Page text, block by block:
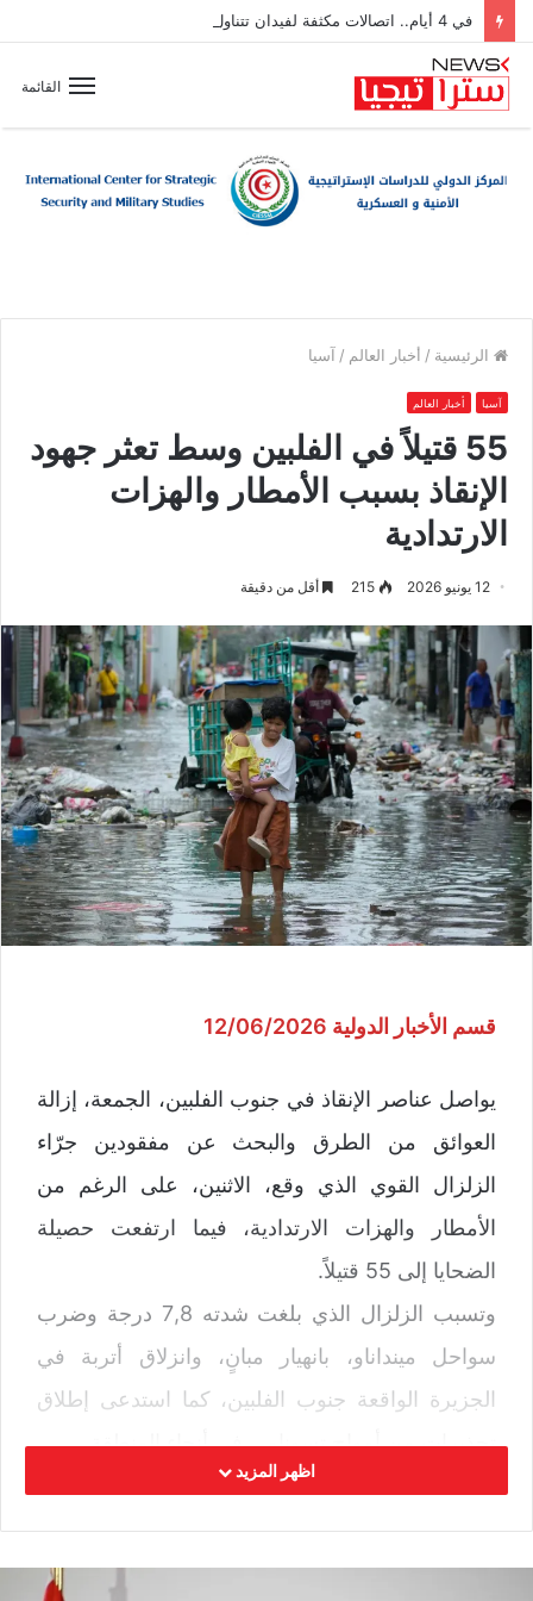
القائمة
الرئيسية / أخبار العالم / آسيا
آسيا أخبار العالم
55 قتيلاً في الفلبين وسط تعثر جهود
الإنقاذ بسبب الأمطار والهزات
الارتدادية
12 يونيو 2026 215 أقل من دقيقة
قسم الأخبار الدولية 12/06/2026
يواصل عناصر الإنقاذ في جنوب الفلبين، الجمعة، إزالة
العوائق من الطرق والبحث عن مفقودين جرّاء
الزلزال القوي الذي وقع، الاثنين، على الرغم من
الأمطار والهزات الارتدادية، فيما ارتفعت حصيلة
الضحايا إلى 55 قتيلاً.
وتسبب الزلزال الذي بلغت شدته 7,8 درجة وضرب
سواحل مينداناو، بانهيار مبانٍ، وانزلاق أتربة في
الجزيرة الواقعة جنوب الفلبين، كما استدعى إطلاق
تحذيرات من أمواج تسونامي في أنحاء المنطقة.
وأفادت حصيلة حكومية صدرت، الجمعة، بتسجيل
ثماني وفيات إضافية، بينما بلغ عدد المفقودين 31
شخصاً، مع ورود تقارير متفرقة من السلطات
اظهر المزيد